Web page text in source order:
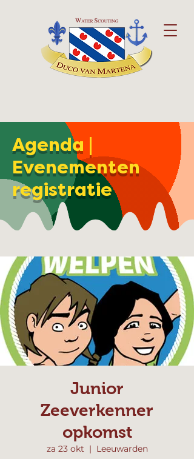
Agenda |
Evenementen
registratie
Junior
Zeeverkenner
opkomst
za 23 okt
  |
Leeuwarden